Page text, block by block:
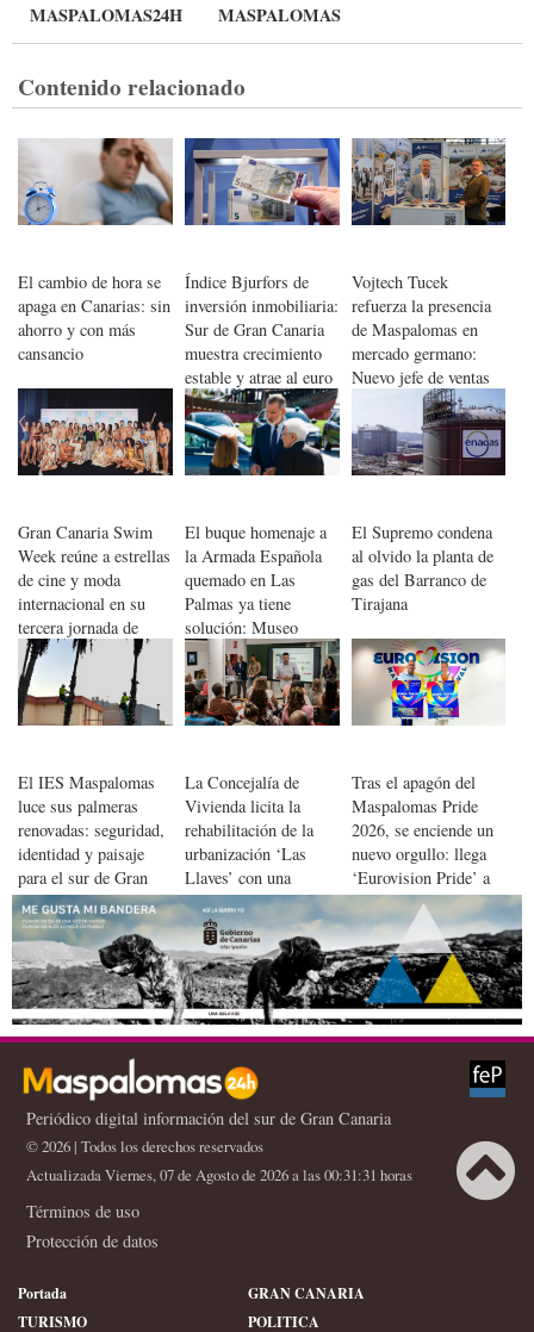
MASPALOMAS24H
MASPALOMAS
Contenido relacionado
El cambio de hora se
apaga en Canarias: sin
ahorro y con más
cansancio
Índice Bjurfors de
inversión inmobiliaria:
Sur de Gran Canaria
muestra crecimiento
estable y atrae al euro
fuerte
Vojtech Tucek
refuerza la presencia
de Maspalomas en
mercado germano:
Nuevo jefe de ventas
de IFA y Lopesan en
Alemania
Gran Canaria Swim
Week reúne a estrellas
de cine y moda
internacional en su
tercera jornada de
desfiles
El buque homenaje a
la Armada Española
quemado en Las
Palmas ya tiene
solución: Museo
Elder lo arreglará
El Supremo condena
al olvido la planta de
gas del Barranco de
Tirajana
El IES Maspalomas
luce sus palmeras
renovadas: seguridad,
identidad y paisaje
para el sur de Gran
Canaria
La Concejalía de
Vivienda licita la
rehabilitación de la
urbanización ‘Las
Llaves’ con una
inversión de 5,5
millones de euros
Tras el apagón del
Maspalomas Pride
2026, se enciende un
nuevo orgullo: llega
‘Eurovision Pride’ a
Maspalomas
Periódico digital información del sur de Gran Canaria
© 2026 | Todos los derechos reservados
Actualizada Viernes, 07 de Agosto de 2026 a las 00:31:31 horas
Términos de uso
Protección de datos
Portada
GRAN CANARIA
TURISMO
POLITICA